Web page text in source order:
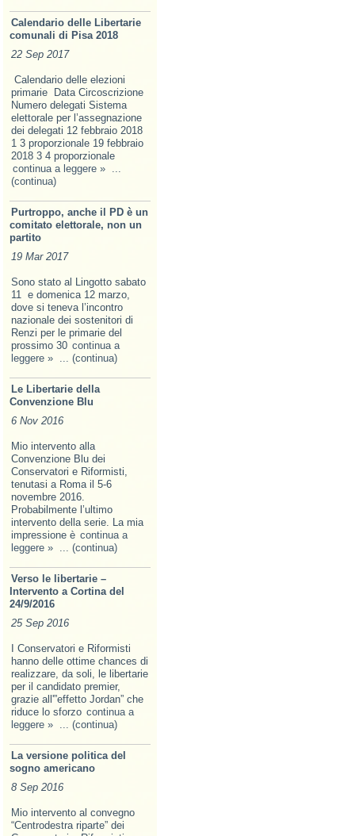
Calendario delle Libertarie
comunali di Pisa 2018
22 Sep 2017
Calendario delle elezioni
primarie Data Circoscrizione
Numero delegati Sistema
elettorale per l’assegnazione
dei delegati 12 febbraio 2018
1 3 proporzionale 19 febbraio
2018 3 4 proporzionale
continua a leggere » ...
(continua)
Purtroppo, anche il PD è un
comitato elettorale, non un
partito
19 Mar 2017
Sono stato al Lingotto sabato
11 e domenica 12 marzo,
dove si teneva l’incontro
nazionale dei sostenitori di
Renzi per le primarie del
prossimo 30 continua a
leggere » ... (continua)
Le Libertarie della
Convenzione Blu
6 Nov 2016
Mio intervento alla
Convenzione Blu dei
Conservatori e Riformisti,
tenutasi a Roma il 5-6
novembre 2016.
Probabilmente l’ultimo
intervento della serie. La mia
impressione è continua a
leggere » ... (continua)
Verso le libertarie –
Intervento a Cortina del
24/9/2016
25 Sep 2016
I Conservatori e Riformisti
hanno delle ottime chances di
realizzare, da soli, le libertarie
per il candidato premier,
grazie all'”effetto Jordan” che
riduce lo sforzo continua a
leggere » ... (continua)
La versione politica del
sogno americano
8 Sep 2016
Mio intervento al convegno
“Centrodestra riparte” dei